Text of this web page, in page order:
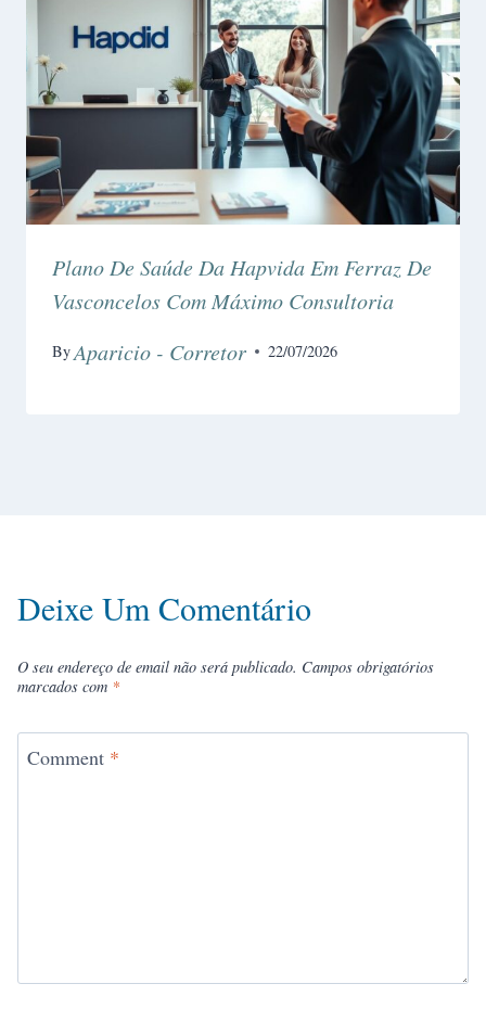
Plano De Saúde Da Hapvida Em Ferraz De
Vasconcelos Com Máximo Consultoria
ByAparicio - Corretor 22/07/2026
Deixe Um Comentário
O seu endereço de email não será publicado. Campos obrigatórios
marcados com *
Comment *